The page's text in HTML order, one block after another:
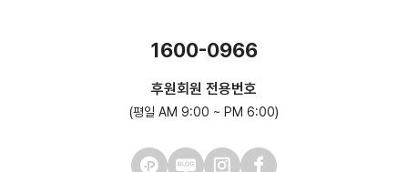
1600-0966
후원회원 전용번호
(평일 AM 9:00 ~ PM 6:00)